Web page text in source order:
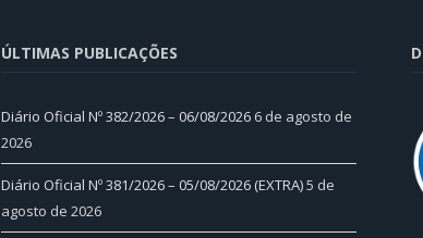
ÚLTIMAS PUBLICAÇÕES
Diário Oficial Nº 382/2026 – 06/08/2026 6 de agosto de
2026
Diário Oficial Nº 381/2026 – 05/08/2026 (EXTRA)5 de
agosto de 2026